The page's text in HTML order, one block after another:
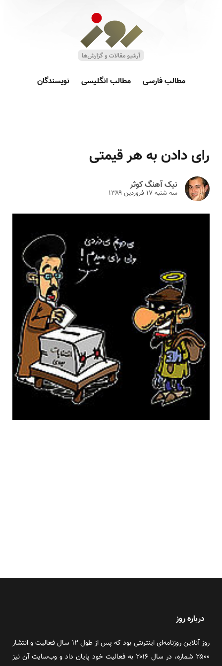
مطالب فارسی مطالب انگلیسی نویسندگان
رای دادن به هر قیمتی
نیک آهنگ کوثر
سه شنبه ۱۷ فروردين ۱۳۸۹
درباره روز
روز آنلاین روزنامه‌ای اینترنتی بود که پس از طول ۱۲ سال فعالیت و انتشار
۲۵۰۰ شماره، در سال ۲۰۱۶ به فعالیت خود پایان داد و وب‌سایت آن نیز